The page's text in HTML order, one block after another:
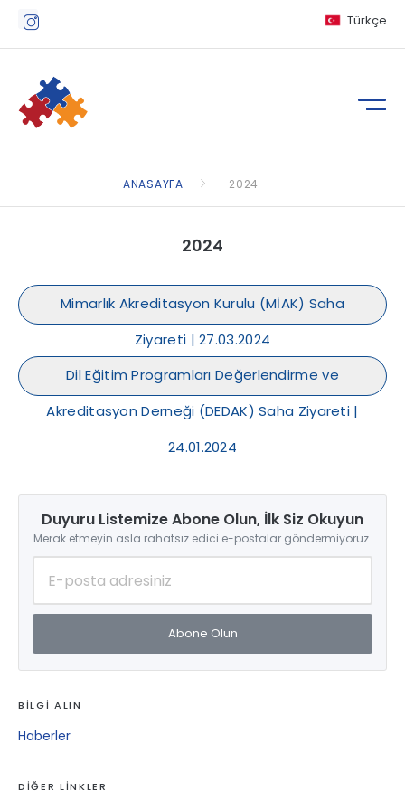
Türkçe
ANASAYFA 2024
2024
Mimarlık Akreditasyon Kurulu (MİAK) Saha
Ziyareti | 27.03.2024
Dil Eğitim Programları Değerlendirme ve
Akreditasyon Derneği (DEDAK) Saha Ziyareti |
24.01.2024
Duyuru Listemize Abone Olun, İlk Siz Okuyun
Merak etmeyin asla rahatsız edici e-postalar göndermiyoruz.
Abone Olun
BİLGİ ALIN
Haberler
DİĞER LİNKLER